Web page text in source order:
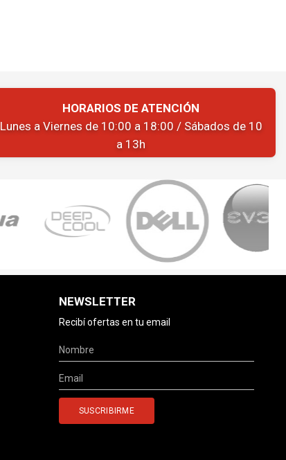
HORARIOS DE ATENCIÓN
Lunes a Viernes de 10:00 a 18:00 / Sábados de 10
a 13h
NEWSLETTER
Recibí ofertas en tu email